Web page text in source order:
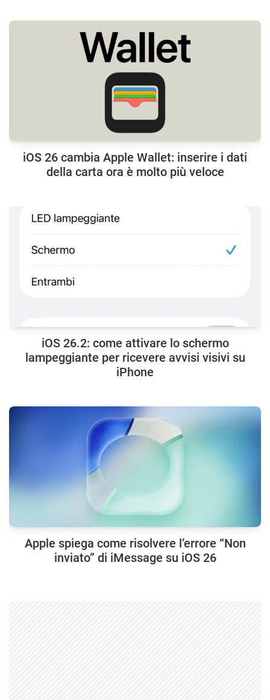
iOS 26 cambia Apple Wallet: inserire i dati
della carta ora è molto più veloce
iOS 26.2: come attivare lo schermo
lampeggiante per ricevere avvisi visivi su
iPhone
Apple spiega come risolvere l’errore “Non
inviato” di iMessage su iOS 26